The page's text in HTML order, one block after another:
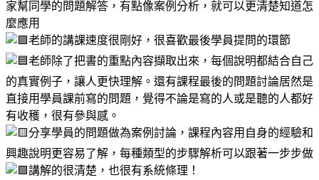
家幫同學的問題解答，有點像案例分析，就可以更清楚知道怎
麼應用
老師的講課速度很剛好，很喜歡最後學員提問的環節
老師除了把書的重點內容擷取出來，每個說明都結合自己
的真實例子，讓人更快理解。還有課程最後的問題討論居然是
直接用學員課前寫的問題，覺得不論是寫的人或是聽的人都好
有收穫，很有參與感。
分享學員的問題做為案例討論，課程內容用自身的經驗和
興趣說明更容易了解，每種類型的步驟解析可以跟著一步步做
講解的很清楚，也很有系統條理！